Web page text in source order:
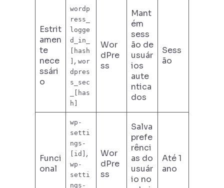
Estrit
amen
te
nece
ssári
o
wordp
ress_
logge
d_in_
[hash
, wor
dpres
s_sec
_[has
h]
Wor
dPre
ss
Mant
ém
sess
ão de
usuár
ios
aute
ntica
dos
Sess
ão
Funci
onal
wp-
setti
ngs-
[id] ,
wp-
setti
ngs-
Wor
dPre
ss
Salva
prefe
rênci
as do
usuár
io no
Até 1
ano